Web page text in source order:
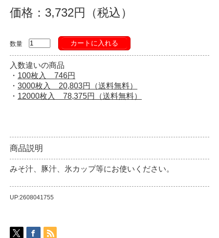
価格：3,732円（税込）
数量 カートに入れる
入数違いの商品
・ 100枚入 746円
・ 3000枚入 20,803円（送料無料）
・ 12000枚入 78,375円（送料無料）
商品説明
みそ汁、豚汁、氷カップ等にお使いください。
UP:2608041755